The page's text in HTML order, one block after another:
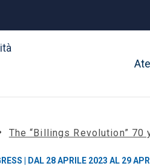
The “Billings Revolution”
| DAL 28 APRILE 2023 AL 29